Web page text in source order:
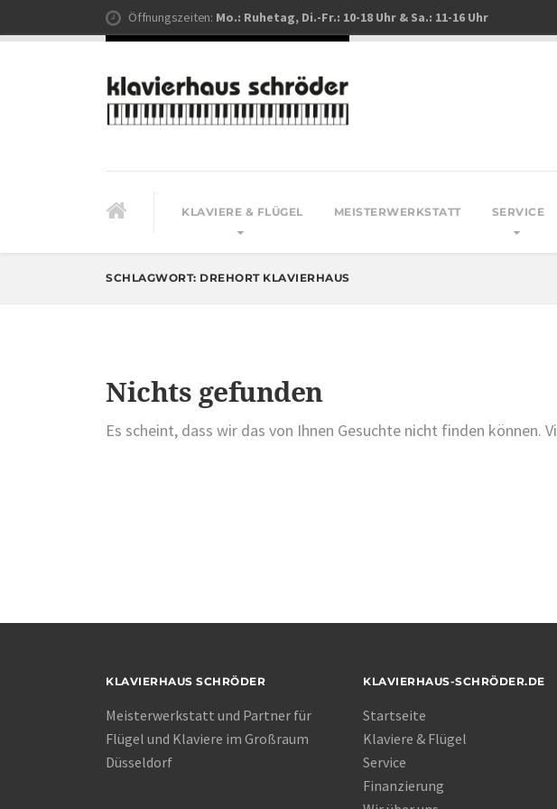
Öffnungszeiten: Mo.: Ruhetag, Di.-Fr.: 10-18 Uhr & Sa.: 11-16 Uhr
KLAVIERE & FLÜGEL MEISTERWERKSTATT SERVICE
SCHLAGWORT: DREHORT KLAVIERHAUS
Nichts gefunden
Es scheint, dass wir das von Ihnen Gesuchte nicht finden können.
KLAVIERHAUS SCHRÖDER
Meisterwerkstatt und Partner für
Flügel und Klaviere im Großraum
Düsseldorf
KLAVIERHAUS-SCHRÖDER.DE
Startseite
Klaviere & Flügel
Service
Finanzierung